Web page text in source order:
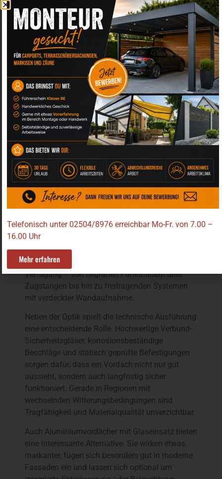
ZÄHLT
19. Januar 2026
Der Eingangsbereich ist die Visitenkarte eines
Hauses. Hier entscheidet sich oft innerhalb
weniger Sekunden, wie ein Gebäude
wahrgenommen wird: einladend oder nüchtern,
hochwertig oder austauschbar. Vordächer
übernehmen dabei eine doppelte Funktion. Sie
schützen zuverlässig vor Witterung und prägen
zugleich maßgeblich die architektonische
Wirkung des Hauses.
Moderne Vordächer setzen auf transparente
Materialien und klare Linien. Besonders
Glasvordächer schaffen Schutz, ohne den
Eingangsbereich zu verdunkeln. Tageslicht bleibt
erhalten, während Regen und Schnee zuverlässig
oder Aluminium entstehen Konstruktionen, die
leicht wirken und dennoch dauerhaft stabil sind.
Je nach architektonischem Anspruch stehen
unterschiedliche Befestigungsarten zur
Verfügung – von filigranen Punkthaltern über
Zugstangen bis hin zu freitragenden Systemen
mit verdeckter Wandaufnahme.
Neben der Optik spielt die technische Ausführung
eine entscheidende Rolle. Hochwertige Verbund-
Sicherheitsgläser, korrosionsbeständige
Beschläge und statisch geprüfte Befestigungen
sorgen dafür, dass ein Vordach nicht nur gut
aussieht, sondern auch langfristig sicher
funktioniert. Gerade in Regionen mit
wechselnden Witterungsbedingungen sind
Tragfähigkeit und Materialqualität unverzichtbar.
Auch Aluminiumvordächer mit Glaseinsatz bieten
eine interessante Alternative. Sie wirken etwas
markanter, fügen sich besonders gut in moderne
Fassaden ein und lassen sich optional um
Telefonisch unter 02504/8976 erreichbar Mo-Fr. von 7.00 –
16.00 Uhr
Mehr erfahren